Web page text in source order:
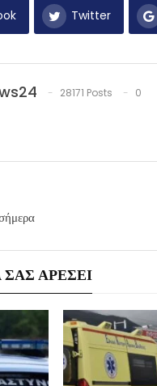
Twitter
28171 Posts
0
ΑΡΈΣΕΙ